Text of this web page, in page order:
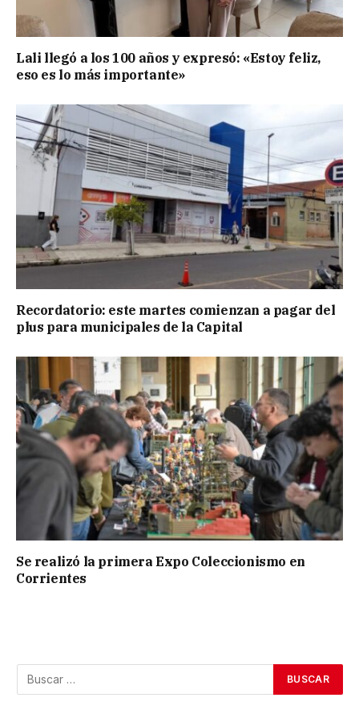
Lali llegó a los 100 años y expresó: «Estoy feliz,
eso es lo más importante»
Recordatorio: este martes comienzan a pagar del
plus para municipales de la Capital
Se realizó la primera Expo Coleccionismo en
Corrientes